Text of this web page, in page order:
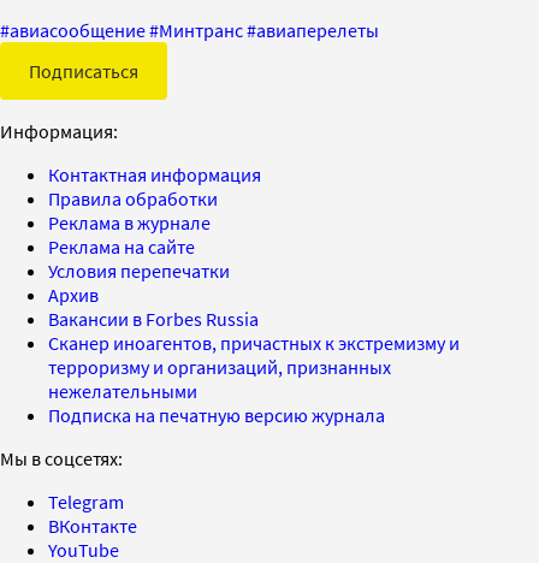
#авиасообщение#Минтранс#авиаперелеты
Подписаться
Информация:
Контактная информация
Правила обработки
Реклама в журнале
Реклама на сайте
Условия перепечатки
Архив
Вакансии в Forbes Russia
Сканер иноагентов, причастных к экстремизму и
терроризму и организаций, признанных
нежелательными
Подписка на печатную версию журнала
Мы в соцсетях:
Telegram
ВКонтакте
YouTube